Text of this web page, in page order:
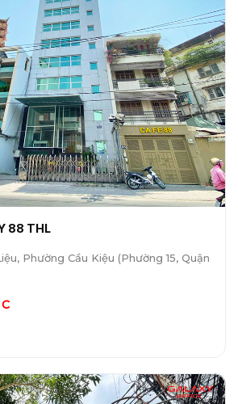
88 THL
Phường Cầu Kiệu (Phường 15, Quận